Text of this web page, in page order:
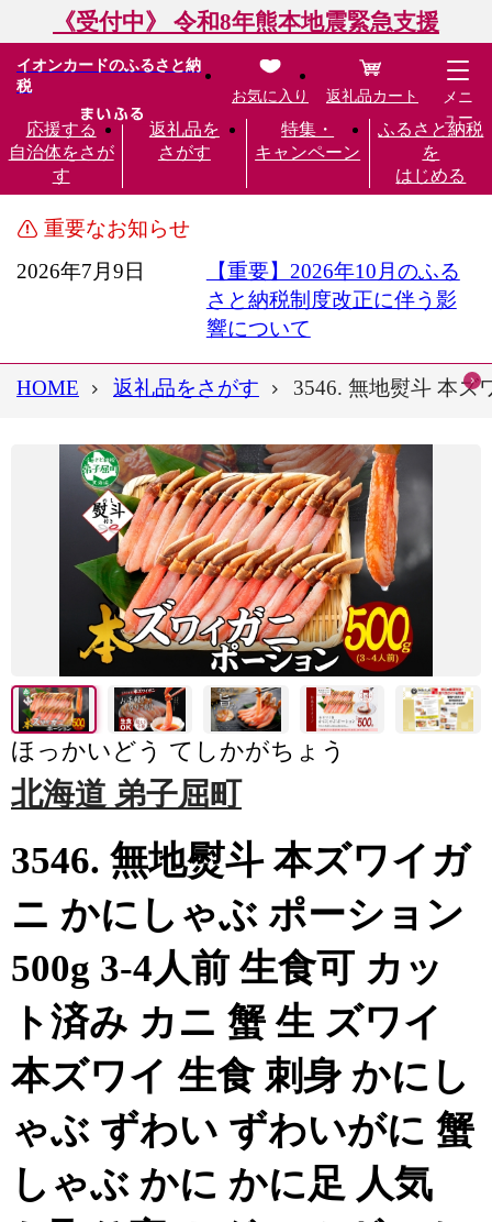
《受付中》 令和8年熊本地震緊急支援
イオンカードのふるさと納
税
応援する
自治体をさが
す
返礼品を
さがす
特集・
キャンペーン
ふるさと納税
を
はじめる
お気に入り 返礼品カート
メニ
ュー
重要なお知らせ
2026年7月9日
【重要】2026年10月のふる
さと納税制度改正に伴う影
響について
HOME 返礼品をさがす 3546. 無地熨斗 本ズ
ほっかいどう てしかがちょう
北海道 弟子屈町
3546. 無地熨斗 本ズワイガ
ニ かにしゃぶ ポーション
500g 3-4人前 生食可 カッ
ト済み カニ 蟹 生 ズワイ
本ズワイ 生食 刺身 かにし
ゃぶ ずわい ずわいがに 蟹
しゃぶ かに かに足 人気